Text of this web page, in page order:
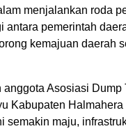
menjalankan roda
antara pemerintah
kemajuan daerah
Asosiasi Dump
Kabupaten Halmahera
semakin maju,